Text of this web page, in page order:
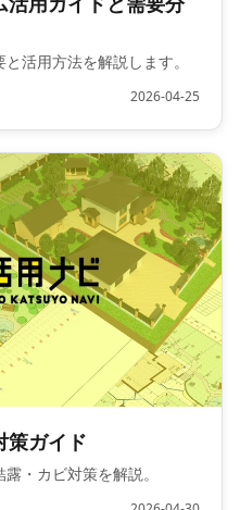
活用方法を解説します。
2026-04-25
策ガイド
・カビ対策を解説。